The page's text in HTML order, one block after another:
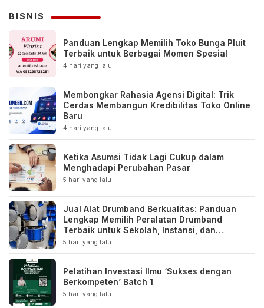
BISNIS
Panduan Lengkap Memilih Toko Bunga Pluit
Terbaik untuk Berbagai Momen Spesial
4 hari yang lalu
Membongkar Rahasia Agensi Digital: Trik
Cerdas Membangun Kredibilitas Toko Online
Baru
4 hari yang lalu
Ketika Asumsi Tidak Lagi Cukup dalam
Menghadapi Perubahan Pasar
5 hari yang lalu
Jual Alat Drumband Berkualitas: Panduan
Lengkap Memilih Peralatan Drumband
Terbaik untuk Sekolah, Instansi, dan
Komunitas
5 hari yang lalu
Pelatihan Investasi Ilmu ‘Sukses dengan
Berkompeten’ Batch 1
5 hari yang lalu